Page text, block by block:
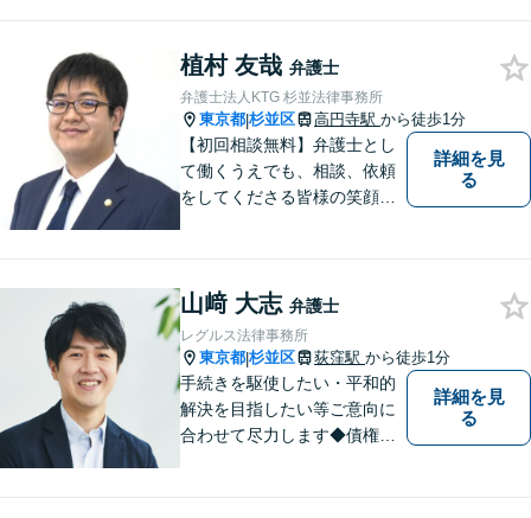
しています。【夜間や休日相
談も対応可能】【メール・WE
B面談可】
植村 友哉 弁護士
弁護士法人KTG 杉並法律事務所
東京都|杉並区 高円寺駅 から徒歩1分
【初回相談無料】弁護士とし
て働くうえでも、相談、依頼
をしてくださる皆様の笑顔を
す。【夜間や休日相談も対応
可能】【メール・WEB面談
可】
詳細を見
る
山﨑 大志 弁護士
レグルス法律事務所
東京都|杉並区 荻窪駅 から徒歩1分
手続きを駆使したい・平和的
解決を目指したい等ご意向に
合わせて尽力します◆債権回
詳細を見
る